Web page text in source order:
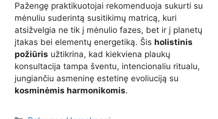
Pažengę praktikuotojai rekomenduoja sukurti su
mėnuliu suderintą susitikimų matricą, kuri
atsižvelgia ne tik į mėnulio fazes, bet ir į planetų
įtakas bei elementų energetiką. Šis holistinis
požiūris užtikrina, kad kiekviena plaukų
konsultacija tampa šventu, intencionaliu ritualu,
jungiančiu asmeninę estetinę evoliuciją su
kosminėmis harmonikomis.